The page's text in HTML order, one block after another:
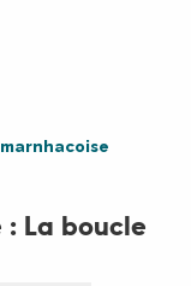
La boucle